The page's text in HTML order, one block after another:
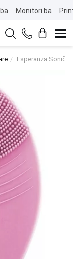
Monitori.ba
Esperanza Sonični